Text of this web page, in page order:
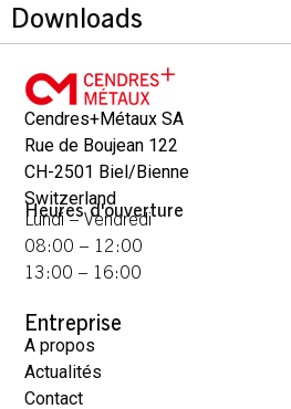
Downloads
Cendres+Métaux SA
Rue de Boujean 122
CH-2501 Biel/Bienne
Switzerland
Heures d'ouverture
Lundi – Vendredi
08:00 – 12:00
13:00 – 16:00
Entreprise
A propos
Actualités
Contact